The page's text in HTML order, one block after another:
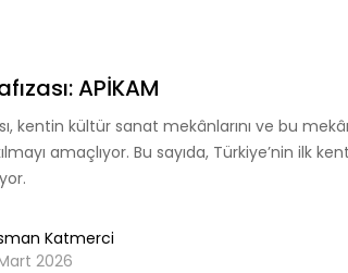
APİKAM
kentin kültür sanat mekânlarını ve bu
amaçlıyor. Bu sayıda, Türkiye’nin ilk
Katmerci
Mart 2026